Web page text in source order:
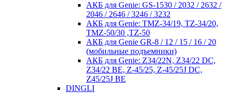
АКБ для Genie: GS-1530 / 2032 / 2632 /
2046 / 2646 / 3246 / 3232
АКБ для Genie: TMZ-34/19, TZ-34/20,
TMZ-50/30 ,TZ-50
АКБ для Genie GR-8 / 12 / 15 / 16 / 20
(мобильные подъемники)
АКБ для Genie: Z34/22N, Z34/22 DC,
Z34/22 BE, Z-45/25, Z-45/25J DC,
Z45/25J BE
DINGLI